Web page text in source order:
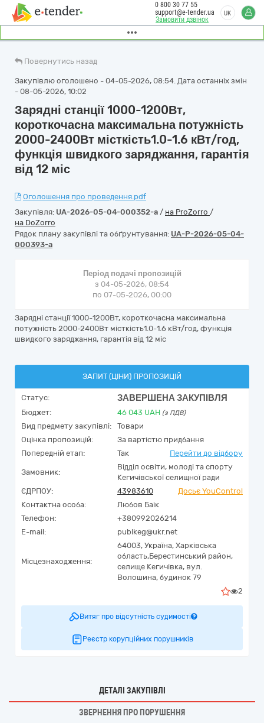
Замовити дзвінок
0 800 30 77 55
support@e-tender.ua
UK
Повернутись назад
Закупівлю оголошено - 04-05-2026, 08:54. Дата останніх змін
- 08-05-2026, 10:02
Зарядні станції 1000-1200Вт,
короткочасна максимальна потужність
2000-2400Вт місткість1.0-1.6 кВт/год,
функція швидкого заряджання, гарантія
від 12 міс
Оголошення про проведення.pdf
Закупівля: UA-2026-05-04-000352-a / на ProZorro /
на DoZorro
Рядок плану закупівлі та обґрунтування: UA-P-2026-05-04-
000393-a
Період подачі пропозицій
з 04-05-2026, 08:54
по 07-05-2026, 00:00
Зарядні станції 1000-1200Вт, короткочасна максимальна
потужність 2000-2400Вт місткість1.0-1.6 кВт/год, функція
швидкого заряджання, гарантія від 12 міс
ЗАПИТ (ЦІНИ) ПРОПОЗИЦІЙ
Статус: ЗАВЕРШЕНА ЗАКУПІВЛЯ
Бюджет: 46 043 UAH (з ПДВ)
Вид предмету закупівлі:
Товари
Оцінка пропозицій:
За вартістю придбання
Попередній етап:
Так Перейти до відбору
Замовник:
Відділ освіти, молоді та спорту
Кегичівської селищної ради
ЄДРПОУ:
43983610
Досьє YouControl
Контактна особа:
Любов Баік
Телефон:
+380992026214
E-mail:
publkeg@ukr.net
Місцезнаходження:
64003, Україна, Харківська
область,Берестинський район,
селище Кегичівка, вул.
Волошина, будинок 79
2
Витяг про відсутність судимості
Реєстр корупційних порушників
ДЕТАЛІ ЗАКУПІВЛІ
ЗВЕРНЕННЯ ПРО ПОРУШЕННЯ